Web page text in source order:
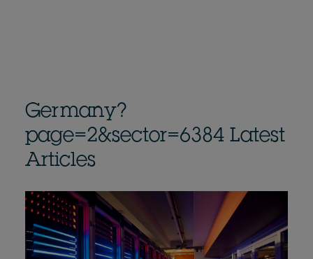
Germany?
page=2&sector=6384 Latest
Articles